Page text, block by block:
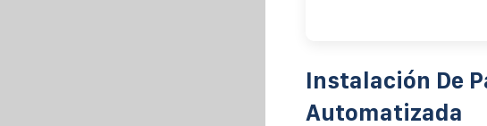
Instalación De
Automatizada